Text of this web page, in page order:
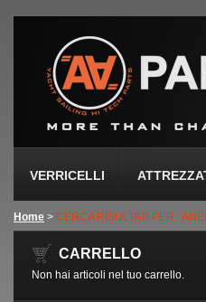
VERRICELLI
Home > CERCA RISULTATI PER:
CARRELLO
Non hai articoli nel tuo carrello.